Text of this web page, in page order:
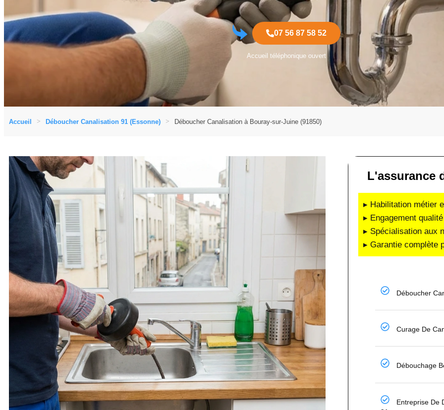
07 56 87 58 52
Accueil téléphonique ouvert
Accueil Déboucher Canalisation 91 (Essonne) Déboucher Canalisation à Bouray-sur-Juine (91850)
L'assurance
▸ Habilitation métier
▸ Engagement
▸ Spécialisation aux
▸ Garantie complète
Déboucher
Curage De
Débouchage
Entreprise De